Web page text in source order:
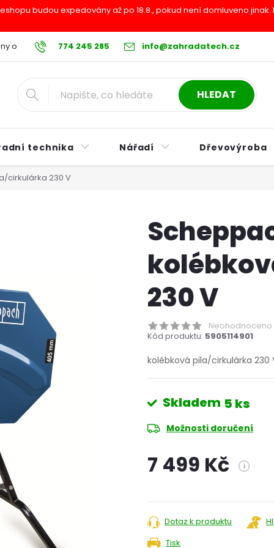
budou expedovány až po 18.8., pokud není domluveno
774 245 285 info@zahradatech.cz
osobních údajů Reklamační řád Postup při nákupu na
HLEDAT
technika Nářadí Dřevovýroba
cirkulárka 230 V
230 V
Neohodnoceno
Kód produktu: 5905114901
kolébková pila/cirkulárka 230
Skladem 5 ks
Možnosti doručení
7 499 Kč i
Tisk
Dotaz k produktu